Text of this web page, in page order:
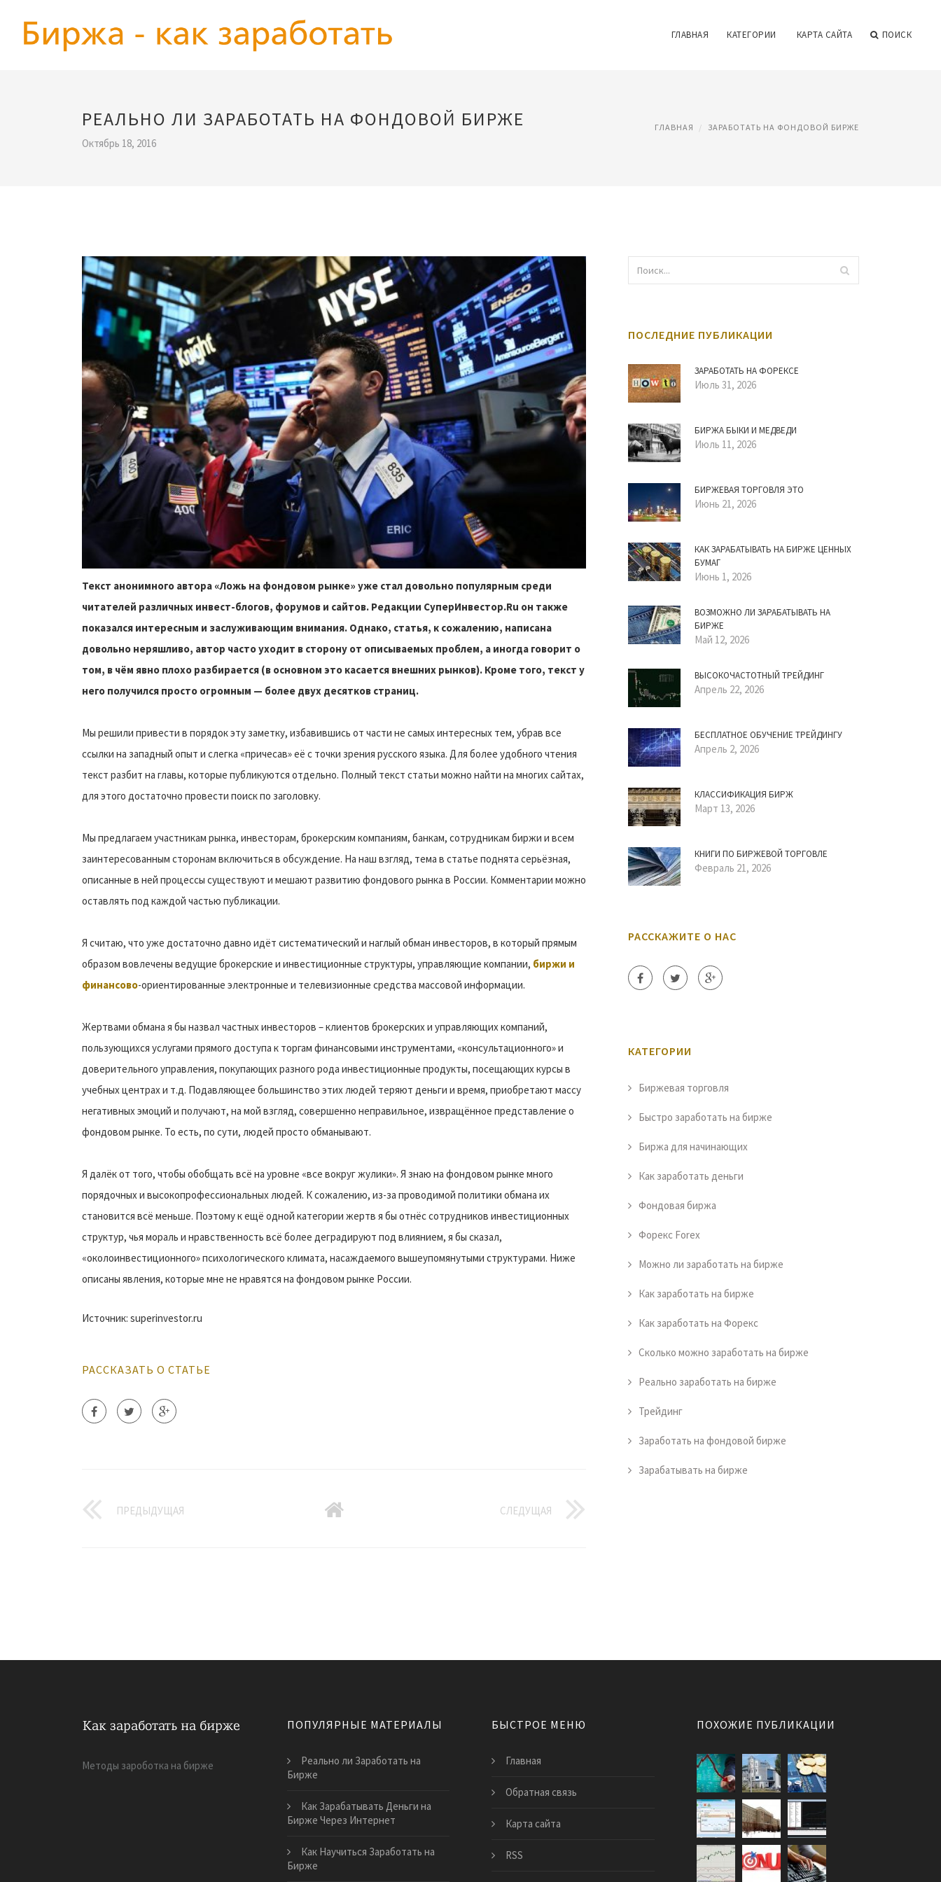
ГЛАВНАЯ КАТЕГОРИИ КАРТА САЙТА ПОИСК
РЕАЛЬНО ЛИ ЗАРАБОТАТЬ НА ФОНДОВОЙ БИРЖЕ
Октябрь 18, 2016
ГЛАВНАЯ ЗАРАБОТАТЬ НА ФОНДОВОЙ БИРЖЕ
Текст анонимного автора «Ложь на фондовом рынке» уже стал довольно популярным среди
читателей различных инвест-блогов, форумов и сайтов. Редакции СуперИнвестор.Ru он также
показался интересным и заслуживающим внимания. Однако, статья, к сожалению, написана
довольно неряшливо, автор часто уходит в сторону от описываемых проблем, а иногда говорит о
том, в чём явно плохо разбирается (в основном это касается внешних рынков). Кроме того, текст у
него получился просто огромным — более двух десятков страниц.
Мы решили привести в порядок эту заметку, избавившись от части не самых интересных тем, убрав все
ссылки на западный опыт и слегка «причесав» её с точки зрения русского языка. Для более удобного чтения
текст разбит на главы, которые публикуются отдельно. Полный текст статьи можно найти на многих сайтах,
для этого достаточно провести поиск по заголовку.
Мы предлагаем участникам рынка, инвесторам, брокерским компаниям, банкам, сотрудникам биржи и всем
заинтересованным сторонам включиться в обсуждение. На наш взгляд, тема в статье поднята серьёзная,
описанные в ней процессы существуют и мешают развитию фондового рынка в России. Комментарии можно
оставлять под каждой частью публикации.
Я считаю, что уже достаточно давно идёт систематический и наглый обман инвесторов, в который прямым
образом вовлечены ведущие брокерские и инвестиционные структуры, управляющие компании, биржи и
финансово-ориентированные электронные и телевизионные средства массовой информации.
Жертвами обмана я бы назвал частных инвесторов – клиентов брокерских и управляющих компаний,
пользующихся услугами прямого доступа к торгам финансовыми инструментами, «консультационного» и
доверительного управления, покупающих разного рода инвестиционные продукты, посещающих курсы в
учебных центрах и т.д. Подавляющее большинство этих людей теряют деньги и время, приобретают массу
негативных эмоций и получают, на мой взгляд, совершенно неправильное, извращённое представление о
фондовом рынке. То есть, по сути, людей просто обманывают.
Я далёк от того, чтобы обобщать всё на уровне «все вокруг жулики». Я знаю на фондовом рынке много
порядочных и высокопрофессиональных людей. К сожалению, из-за проводимой политики обмана их
становится всё меньше. Поэтому к ещё одной категории жертв я бы отнёс сотрудников инвестиционных
структур, чья мораль и нравственность всё более деградируют под влиянием, я бы сказал,
«околоинвестиционного» психологического климата, насаждаемого вышеупомянутыми структурами. Ниже
описаны явления, которые мне не нравятся на фондовом рынке России.
Источник: superinvestor.ru
РАССКАЗАТЬ О СТАТЬЕ
ПРЕДЫДУЩАЯ СЛЕДУЩАЯ
ПОСЛЕДНИЕ ПУБЛИКАЦИИ
ЗАРАБОТАТЬ НА ФОРЕКСЕ
Июль 31, 2026
БИРЖА БЫКИ И МЕДВЕДИ
Июль 11, 2026
БИРЖЕВАЯ ТОРГОВЛЯ ЭТО
Июнь 21, 2026
КАК ЗАРАБАТЫВАТЬ НА БИРЖЕ ЦЕННЫХ
БУМАГ
Июнь 1, 2026
ВОЗМОЖНО ЛИ ЗАРАБАТЫВАТЬ НА
БИРЖЕ
Май 12, 2026
ВЫСОКОЧАСТОТНЫЙ ТРЕЙДИНГ
Апрель 22, 2026
БЕСПЛАТНОЕ ОБУЧЕНИЕ ТРЕЙДИНГУ
Апрель 2, 2026
КЛАССИФИКАЦИЯ БИРЖ
Март 13, 2026
КНИГИ ПО БИРЖЕВОЙ ТОРГОВЛЕ
Февраль 21, 2026
РАССКАЖИТЕ О НАС
КАТЕГОРИИ
Биржевая торговля
Быстро заработать на бирже
Биржа для начинающих
Как заработать деньги
Фондовая биржа
Форекс Forex
Можно ли заработать на бирже
Как заработать на бирже
Как заработать на Форекс
Сколько можно заработать на бирже
Реально заработать на бирже
Трейдинг
Заработать на фондовой бирже
Зарабатывать на бирже
Методы зароботка на бирже
ПОПУЛЯРНЫЕ МАТЕРИАЛЫ
Реально ли Заработать на
Бирже
Как Зарабатывать Деньги на
Бирже Через Интернет
Как Научиться Заработать на
Бирже
БЫСТРОЕ МЕНЮ
Главная
Обратная связь
Карта сайта
RSS
ПОХОЖИЕ ПУБЛИКАЦИИ